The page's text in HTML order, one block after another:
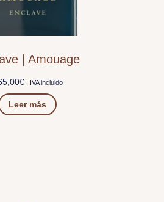
| Amouage
€ IVA incluido
Leer más